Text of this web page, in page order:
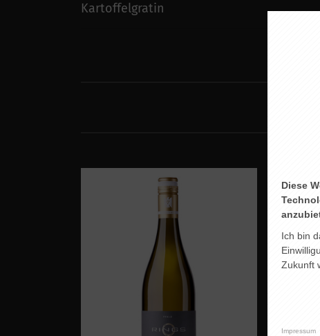
Kartoffelgratin
Diese
Ich bin
Zukunft
Impressum